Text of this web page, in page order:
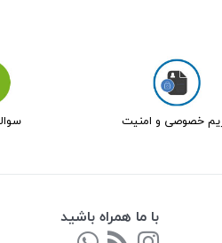
خصوصی و امنیت
با ما همراه باشید